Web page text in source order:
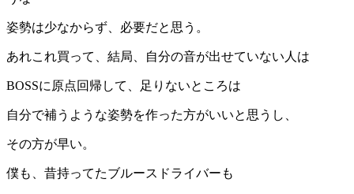
姿勢は少なからず、必要だと思う。
あれこれ買って、結局、自分の音が出せていない人は
BOSSに原点回帰して、足りないところは
自分で補うような姿勢を作った方がいいと思うし、
その方が早い。
僕も、昔持ってたブルースドライバーも